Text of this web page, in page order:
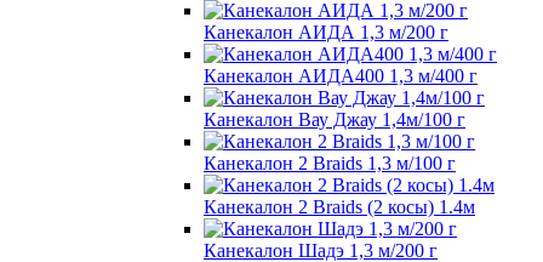
Канекалон АИДА 1,3 м/200 г
Канекалон АИДА400 1,3 м/400 г
Канекалон Вау Джау 1,4м/100 г
Канекалон 2 Braids 1,3 м/100 г
Канекалон 2 Braids (2 косы) 1.4м
Канекалон Шадэ 1,3 м/200 г